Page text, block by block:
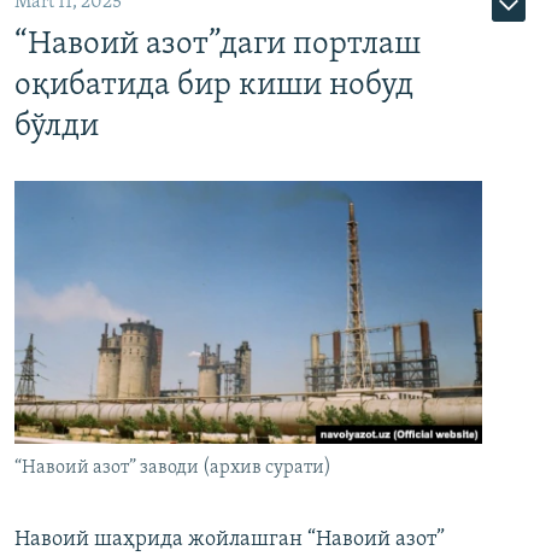
“Навоий азот”даги портлаш
оқибатида бир киши нобуд
бўлди
“Навоий азот” заводи (архив сурати)
Навоий шаҳрида жойлашган “Навоий азот”